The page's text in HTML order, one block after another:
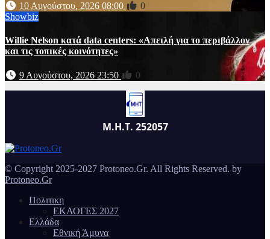
10 Αυγούστου, 2026 08:00
0
Showbiz
Willie Nelson κατά data centers: «Απειλή για το περιβάλλον
και τις τοπικές κοινότητες»
9 Αυγούστου, 2026 23:50 0
Μ.Η.Τ. 252057
© Copyright 2025-2027 Protoneo.Gr. All Rights Reserved. by
Protoneo.Gr
Πολιτικη
ΕΚΛΟΓΕΣ 2027
Ελλάδα
Εθνική Άμυνα